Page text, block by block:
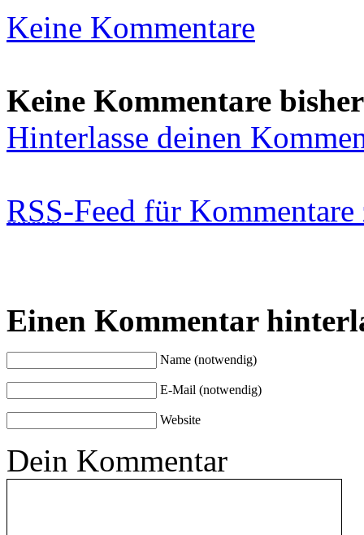
Keine Kommentare
Keine Kommentare bisher
Hinterlasse deinen
RSS-Feed für
Einen Kommentar
Name (notwendig)
E-Mail (notwendig)
Website
Dein Kommentar